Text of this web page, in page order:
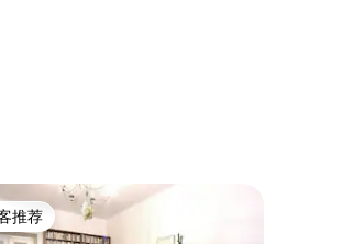
房客推荐」
推荐